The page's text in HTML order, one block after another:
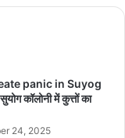
panic in Suyog
कॉलोनी में कुत्तों का
24, 2025